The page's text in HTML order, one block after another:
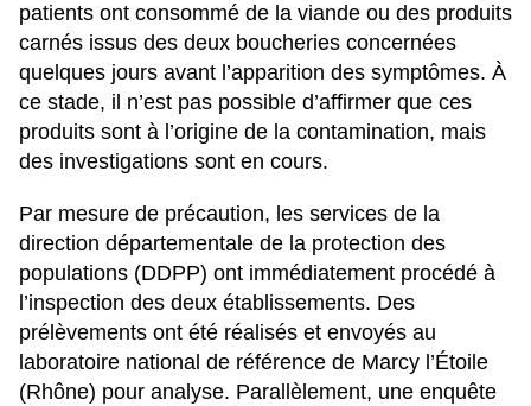
patients ont consommé de la viande ou des produits
carnés issus des deux boucheries concernées
quelques jours avant l’apparition des symptômes. À
ce stade, il n’est pas possible d’affirmer que ces
produits sont à l’origine de la contamination, mais
des investigations sont en cours.
Par mesure de précaution, les services de la
direction départementale de la protection des
populations (DDPP) ont immédiatement procédé à
l’inspection des deux établissements. Des
prélèvements ont été réalisés et envoyés au
laboratoire national de référence de Marcy l’Étoile
(Rhône) pour analyse. Parallèlement, une enquête